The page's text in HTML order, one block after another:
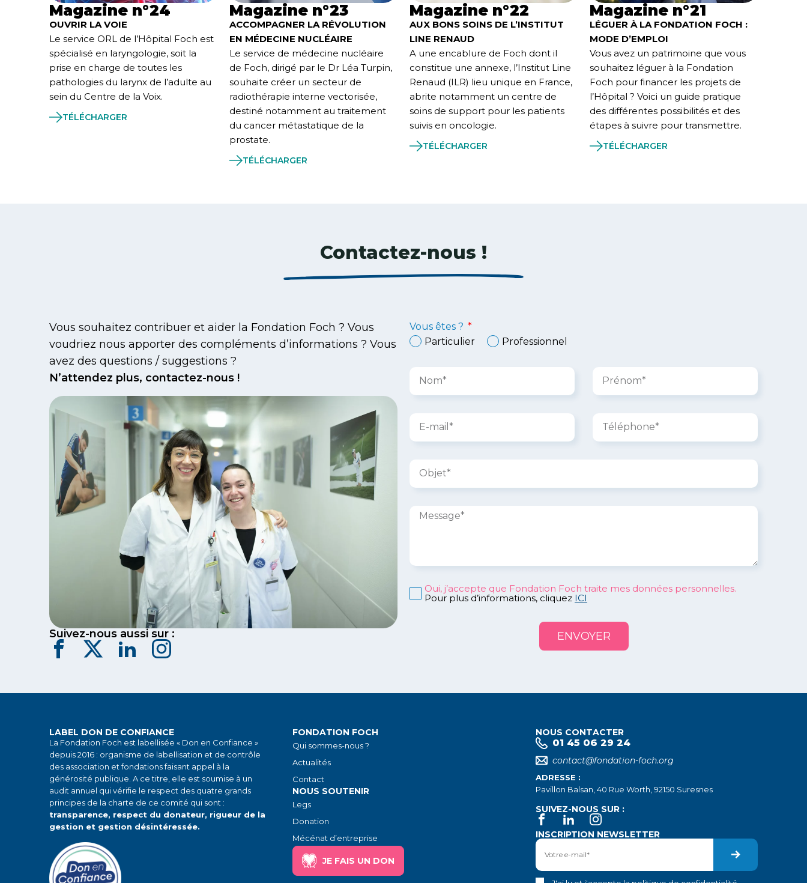
Magazine n°24
OUVRIR LA VOIE
Le service ORL de l’Hôpital Foch est
spécialisé en laryngologie, soit la
prise en charge de toutes les
pathologies du larynx de l’adulte au
sein du Centre de la Voix.
TÉLÉCHARGER
Magazine n°23
ACCOMPAGNER LA RÉVOLUTION
EN MÉDECINE NUCLÉAIRE
Le service de médecine nucléaire
de Foch, dirigé par le Dr Léa Turpin,
souhaite créer un secteur de
radiothérapie interne vectorisée,
destiné notamment au traitement
du cancer métastatique de la
prostate.
TÉLÉCHARGER
Magazine n°22
AUX BONS SOINS DE L’INSTITUT
LINE RENAUD
A une encablure de Foch dont il
constitue une annexe, l’Institut Line
Renaud (ILR) lieu unique en France,
abrite notamment un centre de
soins de support pour les patients
suivis en oncologie.
TÉLÉCHARGER
Magazine n°21
LÉGUER À LA FONDATION FOCH :
MODE D’EMPLOI
Vous avez un patrimoine que vous
souhaitez léguer à la Fondation
Foch pour financer les projets de
l’Hôpital ? Voici un guide pratique
des différentes possibilités et des
étapes à suivre pour transmettre.
TÉLÉCHARGER
Contactez-nous !
Vous souhaitez contribuer et aider la Fondation Foch ? Vous
voudriez nous apporter des compléments d’informations ? Vous
avez des questions / suggestions ?
N’attendez plus, contactez-nous !
Suivez-nous aussi sur :
Vous êtes ?
Particulier
Professionnel
Oui, j’accepte que Fondation Foch traite mes données personnelles.
Pour plus d’informations, cliquez ICI
ENVOYER
LABEL DON DE CONFIANCE
La Fondation Foch est labellisée « Don en Confiance »
depuis 2016 : organisme de labellisation et de contrôle
des association et fondations faisant appel à la
générosité publique. A ce titre, elle est soumise à un
audit annuel qui vérifie le respect des quatre grands
principes de la charte de ce comité qui sont :
transparence, respect du donateur, rigueur de la
gestion et gestion désintéressée.
FONDATION FOCH
Qui sommes-nous ?
Actualités
Contact
NOUS SOUTENIR
Legs
Donation
Mécénat d’entreprise
JE FAIS UN DON
NOUS CONTACTER
01 45 06 29 24
contact@fondation-foch.org
ADRESSE :
Pavillon Balsan, 40 Rue Worth, 92150 Suresnes
SUIVEZ-NOUS SUR :
INSCRIPTION NEWSLETTER